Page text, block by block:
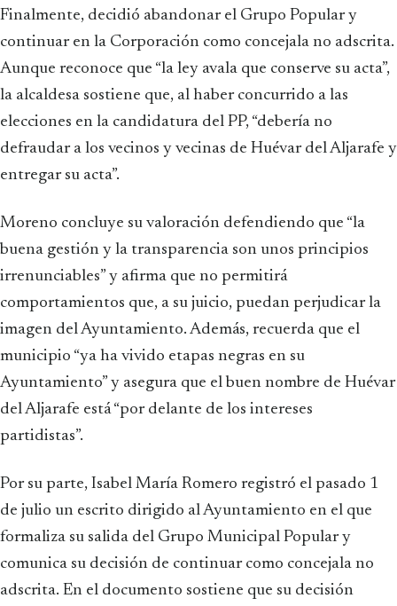
Finalmente, decidió abandonar el Grupo Popular y
continuar en la Corporación como concejala no adscrita.
Aunque reconoce que “la ley avala que conserve su acta”,
la alcaldesa sostiene que, al haber concurrido a las
elecciones en la candidatura del PP, “debería no
defraudar a los vecinos y vecinas de Huévar del Aljarafe y
entregar su acta”.
Moreno concluye su valoración defendiendo que “la
buena gestión y la transparencia son unos principios
irrenunciables” y afirma que no permitirá
comportamientos que, a su juicio, puedan perjudicar la
imagen del Ayuntamiento. Además, recuerda que el
municipio “ya ha vivido etapas negras en su
Ayuntamiento” y asegura que el buen nombre de Huévar
del Aljarafe está “por delante de los intereses
partidistas”.
Por su parte, Isabel María Romero registró el pasado 1
de julio un escrito dirigido al Ayuntamiento en el que
formaliza su salida del Grupo Municipal Popular y
comunica su decisión de continuar como concejala no
adscrita. En el documento sostiene que su decisión